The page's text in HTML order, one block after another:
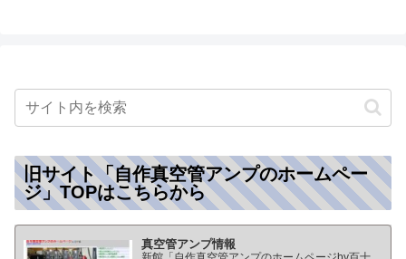
旧サイト「自作真空管アンプのホームペー
ジ」TOPはこちらから
真空管アンプ情報